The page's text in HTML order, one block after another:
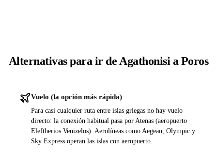
Alternativas para ir de Agathonisi a Poros
Vuelo (la opción más rápida)
Para casi cualquier ruta entre islas griegas no hay vuelo
directo: la conexión habitual pasa por Atenas (aeropuerto
Eleftherios Venizelos). Aerolíneas como Aegean, Olympic y
Sky Express operan las islas con aeropuerto.